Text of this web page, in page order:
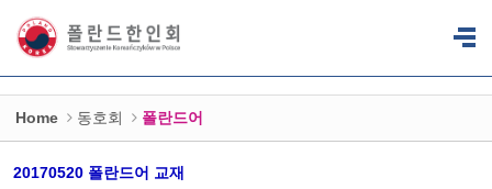
Home 동호회 폴란드어
20170520 폴란드어 교재